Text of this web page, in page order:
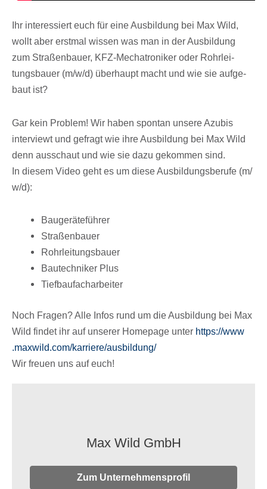
Ihr inter­es­siert euch für eine Ausbil­dung bei Max Wild,
wollt aber erst­mal wissen was man in der Ausbil­dung
zum Stra­ßen­bauer, KFZ-Mecha­tro­ni­ker oder Rohr­lei­
tungs­bauer (m/​w/​d) über­haupt macht und wie sie aufge­
baut ist?
Gar kein Problem! Wir haben spon­tan unsere Azubis
inter­viewt und gefragt wie ihre Ausbil­dung bei Max Wild
denn ausschaut und wie sie dazu gekom­men sind.
In diesem Video geht es um diese Ausbil­dungs­be­rufe (m/​
w/​d):
Bauge­rä­te­füh­rer
Stra­ßen­bauer
Rohr­lei­tungs­bauer
Bautech­ni­ker Plus
Tief­bau­fach­ar­bei­ter
Noch Fragen? Alle Infos rund um die Ausbil­dung bei Max
Wild findet ihr auf unse­rer Home­page unter https://​www​
.maxwild​.com/​k​a​r​r​i​e​r​e​/​a​u​s​b​i​l​dung/
Wir freuen uns auf euch!
Max Wild GmbH
Zum Unternehmensprofil